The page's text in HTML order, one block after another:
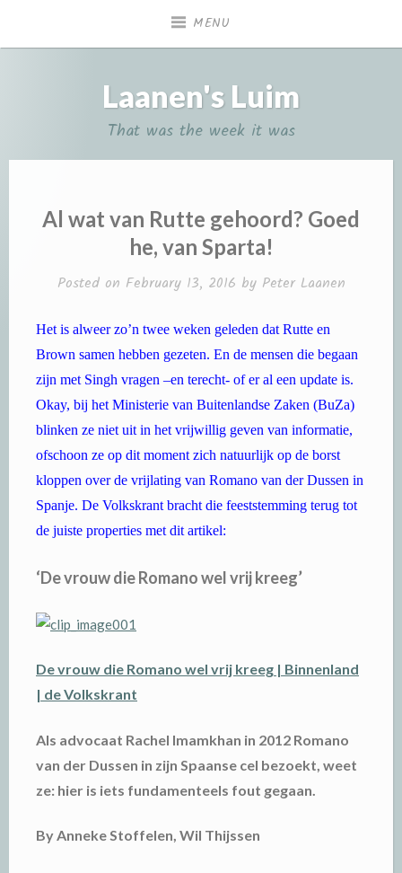
MENU
Laanen's Luim
That was the week it was
Al wat van Rutte gehoord? Goed
he, van Sparta!
Posted on February 13, 2016 by Peter Laanen
Het is alweer zo’n twee weken geleden dat Rutte en
Brown samen hebben gezeten. En de mensen die begaan
zijn met Singh vragen –en terecht- of er al een update is.
Okay, bij het Ministerie van Buitenlandse Zaken (BuZa)
blinken ze niet uit in het vrijwillig geven van informatie,
ofschoon ze op dit moment zich natuurlijk op de borst
kloppen over de vrijlating van Romano van der Dussen in
Spanje. De Volkskrant bracht die feeststemming terug tot
de juiste properties met dit artikel:
‘De vrouw die Romano wel vrij kreeg’
De vrouw die Romano wel vrij kreeg | Binnenland
| de Volkskrant
Als advocaat Rachel Imamkhan in 2012 Romano
van der Dussen in zijn Spaanse cel bezoekt, weet
ze: hier is iets fundamenteels fout gegaan.
By Anneke Stoffelen, Wil Thijssen